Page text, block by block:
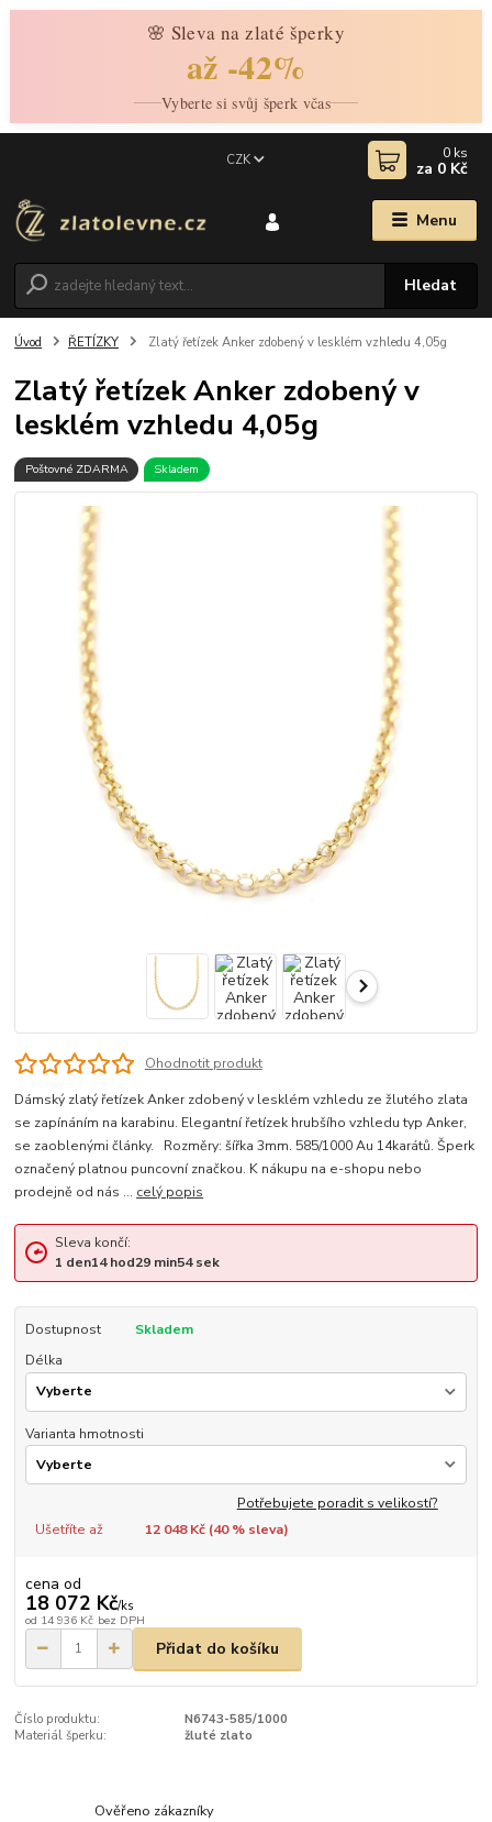
🌸 Sleva na zlaté šperky
až -42%
Vyberte si svůj šperk včas
Menu
CZK
Hledat
0 ks
za 0 Kč
Úvod ŘETÍZKY Zlatý řetízek Anker zdobený v lesklém vzhledu 4,05g
Zlatý řetízek Anker zdobený v
lesklém vzhledu 4,05g
Poštovné ZDARMA Skladem
Ohodnotit produkt
Dámský zlatý řetízek Anker zdobený v lesklém vzhledu ze žlutého zlata
se zapínáním na karabinu. Elegantní řetízek hrubšího vzhledu typ Anker,
se zaoblenými články. Rozměry: šířka 3mm. 585/1000 Au 14karátů. Šperk
označený platnou puncovní značkou. K nákupu na e-shopu nebo
prodejně od nás ... celý popis
Sleva končí:
1 den14hod29min53sek
Dostupnost
Skladem
Délka
Varianta hmotnosti
Potřebujete poradit s velikostí?
Ušetříte až
12 048 Kč (40% sleva)
cena od
18 072 Kč/ks
od 14 936 Kč bez DPH
Přidat do košíku
Číslo produktu:
N6743-585/1000
Materiál šperku:
žluté zlato
Ověřeno zákazníky